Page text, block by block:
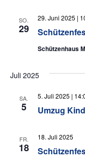
SO.
29
29. Juni 2025 |
Schützenhaus
Juli 2025
SA.
5 Umzug
5. Juli 2025 |
FR.
18
18. Juli 2025